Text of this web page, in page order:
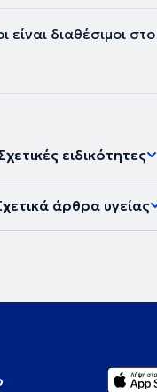
είναι διαθέσιμοι
ειδικότητες
άρθρα υγείας